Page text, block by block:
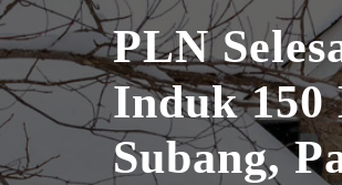
PLN
Induk 150
Subang,